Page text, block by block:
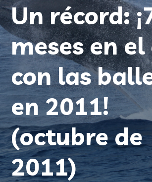
Un récord:
meses en
con las
en 2011!
(octubre de
2011)